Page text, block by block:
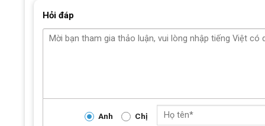
Xe đạp trẻ em Qitong Carson
Hỏi đáp
Anh Chị